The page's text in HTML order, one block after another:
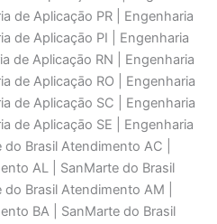
de Aplicaçāo PR | Engenharia
de Aplicaçāo PI | Engenharia
de Aplicaçāo RN | Engenharia
de Aplicaçāo RO | Engenharia
de Aplicaçāo SC | Engenharia
de Aplicaçāo SE | Engenharia
Brasil Atendimento AC |
AL | SanMarte do Brasil
Brasil Atendimento AM |
BA | SanMarte do Brasil